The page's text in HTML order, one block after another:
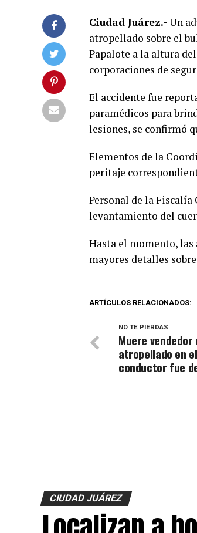
Ciudad Juárez.- Un
atropellado sobre el
Papalote a la altura
corporaciones de
El accidente fue
paramédicos para
lesiones, se confirmó
Elementos de la
peritaje
Personal de la Fiscalía
levantamiento del
Hasta el momento,
mayores detalles
ARTÍCULOS RELACIONADOS:
NO TE PIERDAS
Muere vendedor
atropellado en
conductor fue
CIUDAD JUÁREZ